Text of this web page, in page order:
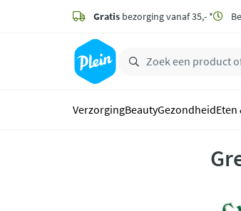
zoeken
hoofdinhoud
Gratis bezorging vanaf 35,- *
VerzorgingBeautyGezondheidEten